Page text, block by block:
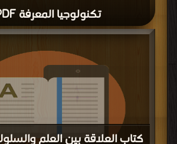
تكنولوجيا المعرفة PDF
كتاب العلاقة بين العلم